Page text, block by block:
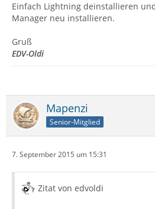
Einfach Lightning deinstallieren
Manager neu installieren.
Gruß
EDV-Oldi
Mapenzi
Senior-Mitglied
7. September 2015 um 15:31
Zitat von edvoldi